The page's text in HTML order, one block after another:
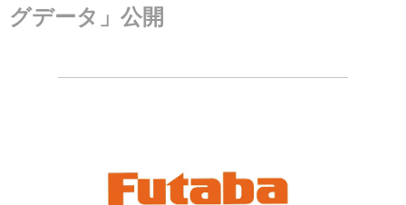
グデータ」公開